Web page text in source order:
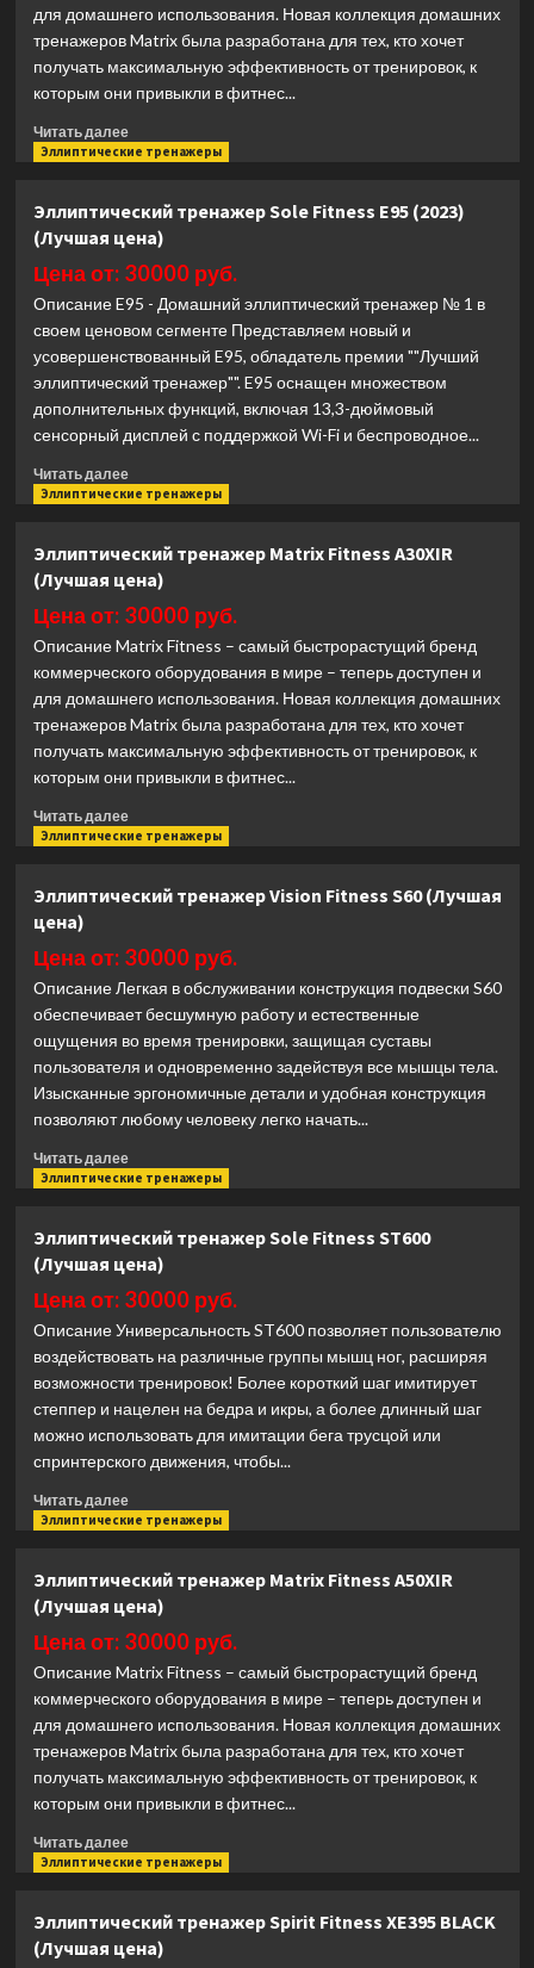
(Лучшая
цена)
для домашнего использования. Новая коллекция домашних
тренажеров Matrix была разработана для тех, кто хочет
получать максимальную эффективность от тренировок, к
которым они привыкли в фитнес...
Читать далееПрочитать
больше
тренажер
Matrix
Fitness
A50XER
(Лучшая
цена)
Эллиптические тренажеры
Эллиптический тренажер Sole Fitness E95 (2023)
(Лучшая цена)
Цена от: 30000 руб.
Описание E95 - Домашний эллиптический тренажер № 1 в
своем ценовом сегменте Представляем новый и
усовершенствованный E95, обладатель премии ""Лучший
эллиптический тренажер"". E95 оснащен множеством
дополнительных функций, включая 13,3-дюймовый
сенсорный дисплей с поддержкой Wi-Fi и беспроводное...
Читать далееПрочитать
больше
тренажер
Sole
Fitness
E95
(2023)
(Лучшая
цена)
Эллиптические тренажеры
Эллиптический тренажер Matrix Fitness A30XIR
(Лучшая цена)
Цена от: 30000 руб.
Описание Matrix Fitness – самый быстрорастущий бренд
коммерческого оборудования в мире – теперь доступен и
для домашнего использования. Новая коллекция домашних
тренажеров Matrix была разработана для тех, кто хочет
получать максимальную эффективность от тренировок, к
которым они привыкли в фитнес...
Читать далееПрочитать
больше
тренажер
Fitness
A30XIR
(Лучшая
цена)
Эллиптические тренажеры
Эллиптический тренажер Vision Fitness S60 (Лучшая
цена)
Цена от: 30000 руб.
Описание Легкая в обслуживании конструкция подвески S60
обеспечивает бесшумную работу и естественные
ощущения во время тренировки, защищая суставы
пользователя и одновременно задействуя все мышцы тела.
Изысканные эргономичные детали и удобная конструкция
позволяют любому человеку легко начать...
Читать далееПрочитать
больше
тренажер
Vision
Fitness
S60
(Лучшая
цена)
Эллиптические тренажеры
Эллиптический тренажер Sole Fitness ST600
(Лучшая цена)
Цена от: 30000 руб.
Описание Универсальность ST600 позволяет пользователю
воздействовать на различные группы мышц ног, расширяя
возможности тренировок! Более короткий шаг имитирует
степпер и нацелен на бедра и икры, а более длинный шаг
можно использовать для имитации бега трусцой или
спринтерского движения, чтобы...
Читать далееПрочитать
больше
тренажер
Sole
Fitness
ST600
(Лучшая
цена)
Эллиптические тренажеры
Эллиптический тренажер Matrix Fitness A50XIR
(Лучшая цена)
Цена от: 30000 руб.
Описание Matrix Fitness – самый быстрорастущий бренд
коммерческого оборудования в мире – теперь доступен и
для домашнего использования. Новая коллекция домашних
тренажеров Matrix была разработана для тех, кто хочет
получать максимальную эффективность от тренировок, к
которым они привыкли в фитнес...
Читать далееПрочитать
больше
тренажер
Matrix
Эллиптические тренажеры
Эллиптический тренажер Spirit Fitness XE395 BLACK
(Лучшая цена)